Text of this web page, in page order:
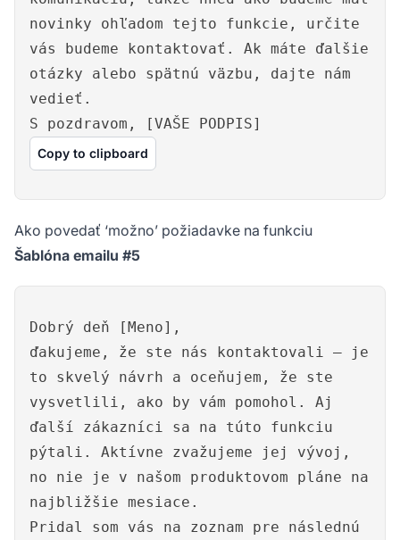
novinky ohľadom tejto funkcie, určite
vás budeme kontaktovať. Ak máte ďalšie
otázky alebo spätnú väzbu, dajte nám
vedieť.
S pozdravom, [VAŠE PODPIS]
Copy to clipboard
Ako povedať ‘možno’ požiadavke na funkciu
Šablóna emailu #5
Dobrý deň [Meno],
ďakujeme, že ste nás kontaktovali – je
to skvelý návrh a oceňujem, že ste
vysvetlili, ako by vám pomohol. Aj
ďalší zákazníci sa na túto funkciu
pýtali. Aktívne zvažujeme jej vývoj,
no nie je v našom produktovom pláne na
najbližšie mesiace.
Pridal som vás na zoznam pre následnú